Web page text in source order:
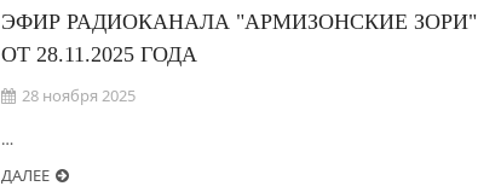
ЭФИР РАДИОКАНАЛА "АРМИЗОНСКИЕ ЗОРИ"
ОТ 28.11.2025 ГОДА
28 ноября 2025
…
ДАЛЕЕ